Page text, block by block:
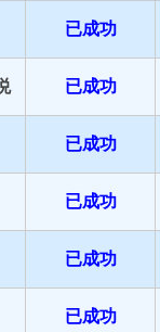
已成功
已成功
已成功
已成功
已成功
已成功